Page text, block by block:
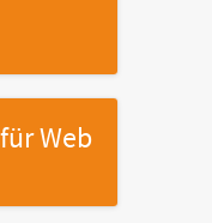
für Web